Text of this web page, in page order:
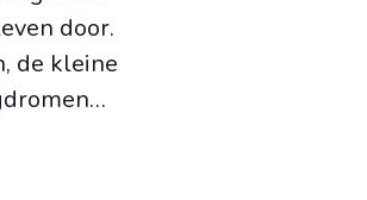
door.
de kleine